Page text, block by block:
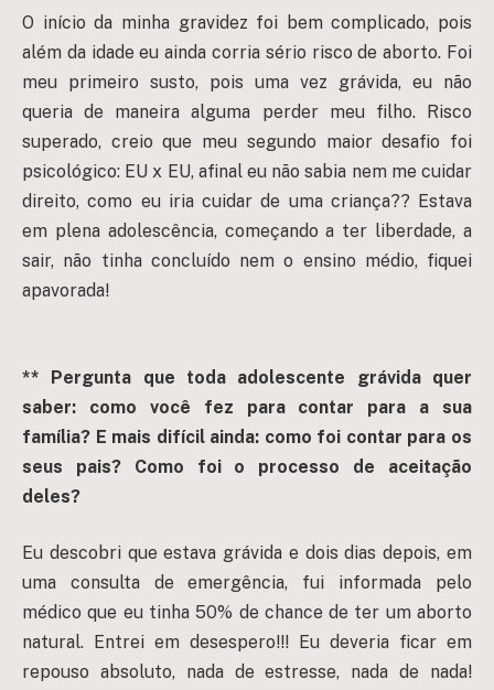
O início da minha gravidez foi bem complicado, pois
além da idade eu ainda corria sério risco de aborto. Foi
meu primeiro susto, pois uma vez grávida, eu não
queria de maneira alguma perder meu filho. Risco
superado, creio que meu segundo maior desafio foi
psicológico: EU x EU, afinal eu não sabia nem me cuidar
direito, como eu iria cuidar de uma criança?? Estava
em plena adolescência, começando a ter liberdade, a
sair, não tinha concluído nem o ensino médio, fiquei
apavorada!
** Pergunta que toda adolescente grávida quer
saber: como você fez para contar para a sua
família? E mais difícil ainda: como foi contar para os
seus pais? Como foi o processo de aceitação
deles?
Eu descobri que estava grávida e dois dias depois, em
uma consulta de emergência, fui informada pelo
médico que eu tinha 50% de chance de ter um aborto
natural. Entrei em desespero!!! Eu deveria ficar em
repouso absoluto, nada de estresse, nada de nada!